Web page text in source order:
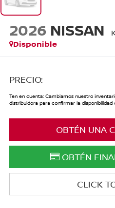
2026 NISSAN
Disponible
PRECIO:
Ten en cuenta: Cambiamos nuestro
distribuidora para confirmar la disponibilidad
OBTÉN UNA
OBTÉN
CLICK